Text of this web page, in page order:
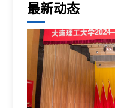
最新动态